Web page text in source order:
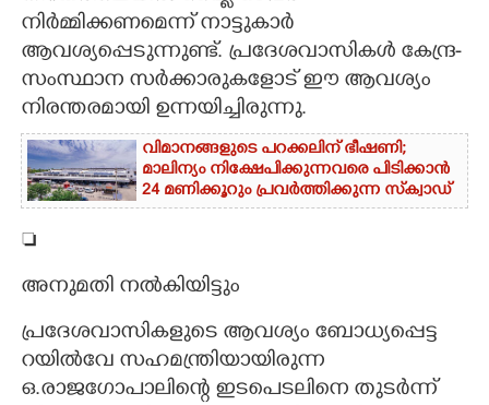
നിർമ്മിക്കണമെന്ന് നാട്ടുകാർ
ആവശ്യപ്പെടുന്നുണ്ട്. പ്രദേശവാസികൾ കേന്ദ്ര-
സംസ്ഥാന സർക്കാരുകളോട് ഈ ആവശ്യം
നിരന്തരമായി ഉന്നയിച്ചിരുന്നു.
വിമാനങ്ങളുടെ പറക്കലിന് ഭീഷണി;​
മാലിന്യം നിക്ഷേപിക്കുന്നവരെ പിടിക്കാൻ
24 മണിക്കൂറും പ്രവർത്തിക്കുന്ന സ്‌ക്വാഡ്

അനുമതി നൽകിയിട്ടും
പ്രദേശവാസികളുടെ ആവശ്യം ബോധ്യപ്പെട്ട
റയിൽവേ സഹമന്ത്രിയായിരുന്ന
ഒ.രാജഗോപാലിന്റെ ഇടപെടലിനെ തുടർന്ന്